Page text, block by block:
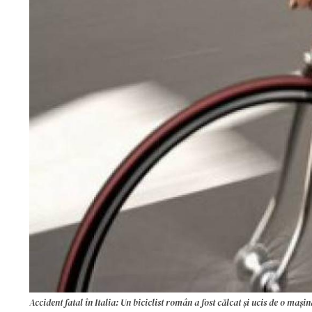
Accident fatal în Italia: Un biciclist român a fost călcat și ucis de o